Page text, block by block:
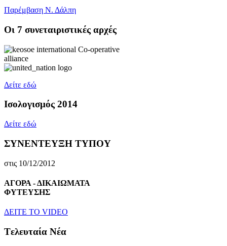
Παρέμβαση Ν. Δάλπη
Oι 7 συνεταιριστικές αρχές
Δείτε εδώ
Ισολογισμός 2014
Δείτε εδώ
ΣΥΝΕΝΤΕΥΞΗ ΤΥΠΟΥ
στις 10/12/2012
ΑΓΟΡΑ - ΔΙΚΑΙΩΜΑΤΑ
ΦΥΤΕΥΣΗΣ
ΔEITE TO VIDEO
Tελευταία Nέα